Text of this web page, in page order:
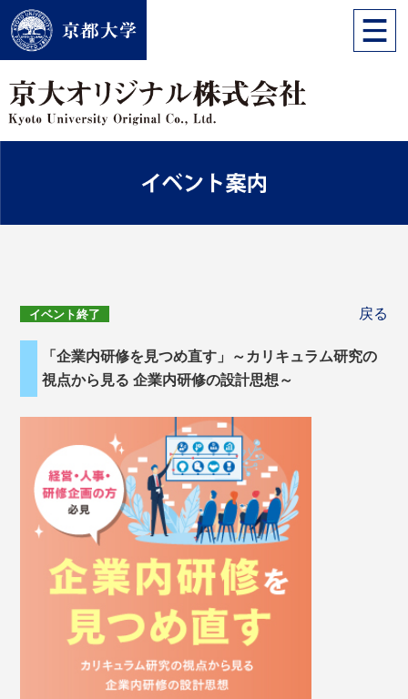
イベント終了 戻る
「企業内研修を見つめ直す」～カリキュラム研究の
視点から見る 企業内研修の設計思想～